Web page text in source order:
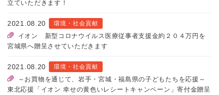
立ていただきます！
2021.08.20 環境・社会貢献
イオン 新型コロナウイルス医療従事者支援金約２０４万円を
宮城県へ贈呈させていただきます
2021.08.20 環境・社会貢献
～お買物を通じて、岩手・宮城・福島県の子どもたちを応援～
東北応援「イオン 幸せの黄色いレシートキャンペーン」寄付金贈呈